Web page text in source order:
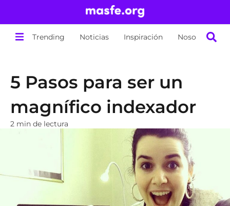
Trending Noticias Inspiración Nosotros
5 Pasos para ser un
magnífico indexador
2 min de lectura